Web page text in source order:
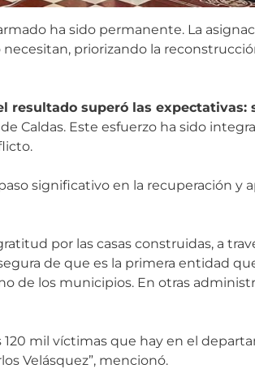
ha sido permanente. La
priorizando la
superó las expectativas:
Caldas. Este esfuerzo ha sido
significativo en la recuperación y
por las casas construidas, a
de que es la primera entidad
de los municipios. En otras
mil víctimas que hay en el
Velásquez”, mencionó.